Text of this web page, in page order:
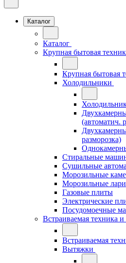
Каталог
Каталог
Крупная бытовая
Крупная бытовая
Холодильники
(автоматич.
разморозка)
Стиральные
Сушильные
Морозильные
Морозильные лари
Газовые плиты
Электрические
Посудомоечные
Встраиваемая техника
Встраиваемая
Вытяжки